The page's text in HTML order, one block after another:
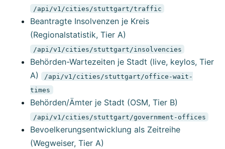
/api/v1/cities/stuttgart/traffic
Beantragte Insolvenzen je Kreis
(Regionalstatistik, Tier A)
/api/v1/cities/stuttgart/insolvencies
Behörden-Wartezeiten je Stadt (live, keylos, Tier
A)
/api/v1/cities/stuttgart/office-wait-
times
Behörden/Ämter je Stadt (OSM, Tier B)
/api/v1/cities/stuttgart/government-offices
Bevoelkerungsentwicklung als Zeitreihe
(Wegweiser, Tier A)